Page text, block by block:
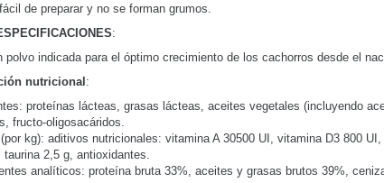
de preparar y no se forman grumos.
:
polvo indicada para el óptimo crecimiento de los cachorros desde el
nutricional :
proteínas lácteas, grasas lácteas, aceites vegetales (incluyendo
fructo-oligosacáridos.
kg): aditivos nutricionales: vitamina A 30500 UI, vitamina D3 800
taurina 2,5 g, antioxidantes.
analíticos: proteína bruta 33%, aceites y grasas brutos 39%,